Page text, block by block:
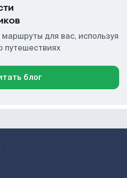
для вас, используя
путешествиях
блог